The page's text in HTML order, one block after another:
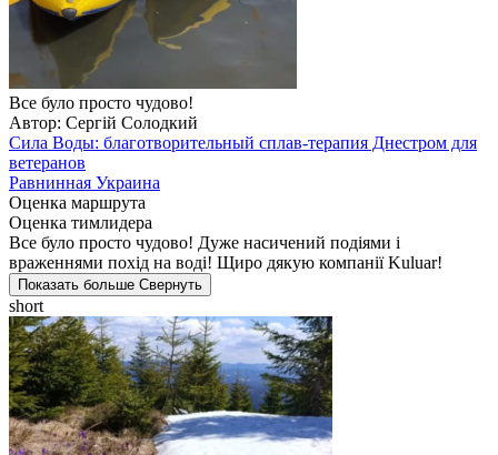
Все було просто чудово!
Автор: Сергій Солодкий
Сила Воды: благотворительный сплав-терапия Днестром для
ветеранов
Равнинная Украина
Оценка маршрута
Оценка тимлидера
Все було просто чудово! Дуже насичений подіями і
враженнями похід на воді! Щиро дякую компанії Kuluar!
Показать больше Свернуть
short